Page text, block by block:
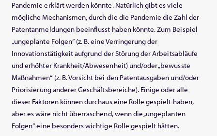
Pandemie erklärt werden könnte. Natürlich gibt es viele
mögliche Mechanismen, durch die die Pandemie die Zahl der
Patentanmeldungen beeinflusst haben könnte. Zum Beispiel
„ungeplante Folgen“ (z. B. eine Verringerung der
Innovationstätigkeit aufgrund der Störung der Arbeitsabläufe
und erhöhter Krankheit/Abwesenheit) und/oder „bewusste
Maßnahmen“ (z. B. Vorsicht bei den Patentausgaben und/oder
Priorisierung anderer Geschäftsbereiche). Einige oder alle
dieser Faktoren können durchaus eine Rolle gespielt haben,
aber es wäre nicht überraschend, wenn die „ungeplanten
Folgen“ eine besonders wichtige Rolle gespielt hätten.